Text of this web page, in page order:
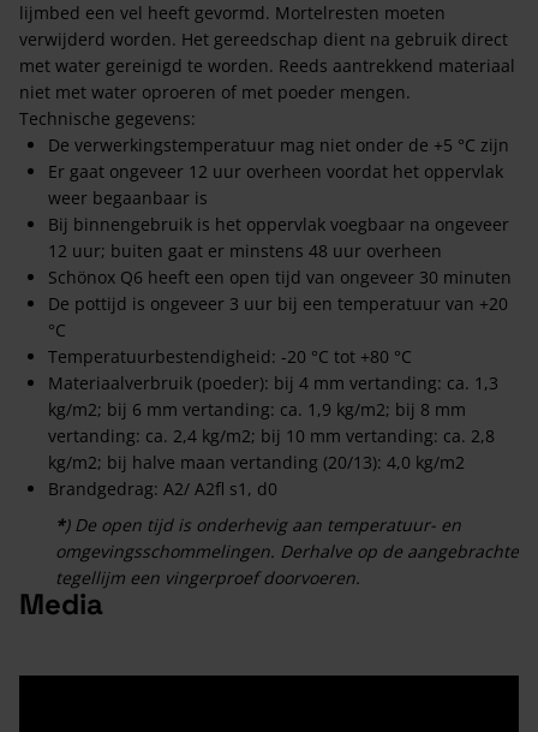
lijmbed een vel heeft gevormd. Mortelresten moeten
verwijderd worden. Het gereedschap dient na gebruik direct
met water gereinigd te worden. Reeds aantrekkend materiaal
niet met water oproeren of met poeder mengen.
Technische gegevens:
De verwerkingstemperatuur mag niet onder de +5 °C zijn
Er gaat ongeveer 12 uur overheen voordat het oppervlak
weer begaanbaar is
Bij binnengebruik is het oppervlak voegbaar na ongeveer
12 uur; buiten gaat er minstens 48 uur overheen
Schönox Q6 heeft een open tijd van ongeveer 30 minuten
De pottijd is ongeveer 3 uur bij een temperatuur van +20
°C
Temperatuurbestendigheid: -20 °C tot +80 °C
Materiaalverbruik (poeder): bij 4 mm vertanding: ca. 1,3
kg/m2; bij 6 mm vertanding: ca. 1,9 kg/m2; bij 8 mm
vertanding: ca. 2,4 kg/m2; bij 10 mm vertanding: ca. 2,8
kg/m2; bij halve maan vertanding (20/13): 4,0 kg/m2
Brandgedrag: A2/ A2fl s1, d0
*) De open tijd is onderhevig aan temperatuur- en
omgevingsschommelingen. Derhalve op de aangebrachte
tegellijm een vingerproef doorvoeren.
Media